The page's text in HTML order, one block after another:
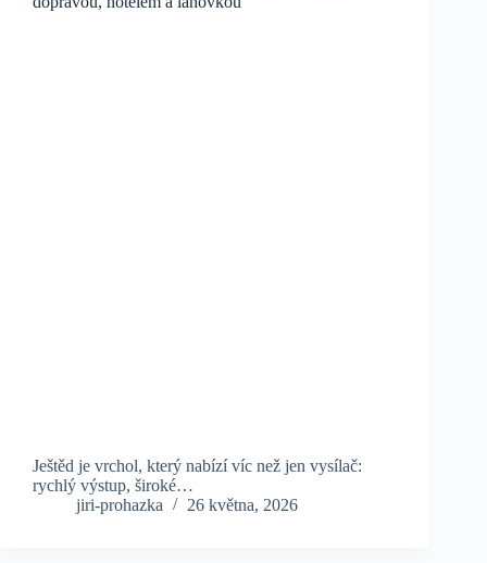
Ještěd je vrchol, který nabízí víc než jen vysílač:
rychlý výstup, široké…
jiri-prohazka
26 května, 2026